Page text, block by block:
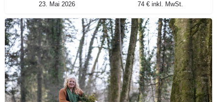
23. Mai 2026 74 € inkl. MwSt.